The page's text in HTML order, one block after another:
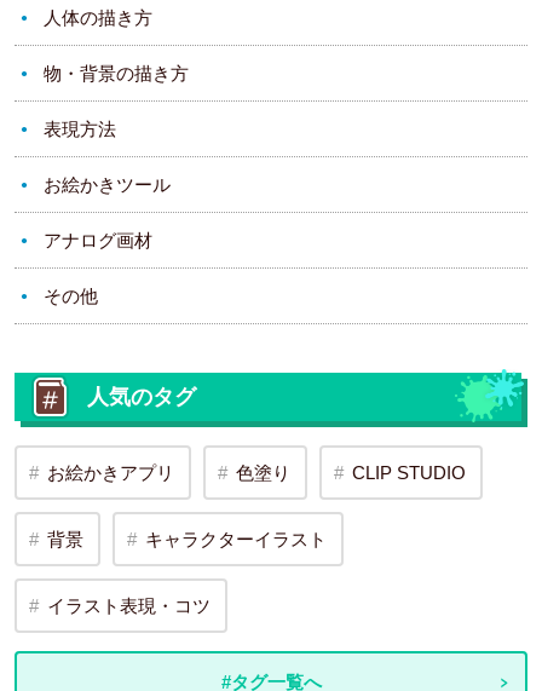
人体の描き方
物・背景の描き方
表現方法
お絵かきツール
アナログ画材
その他
人気のタグ
お絵かきアプリ 色塗り CLIP STUDIO
背景 キャラクターイラスト
イラスト表現・コツ
#タグ一覧へ